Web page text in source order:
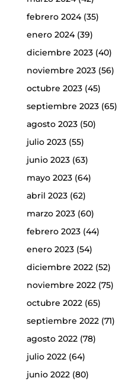
febrero 2024(35)
enero 2024(39)
diciembre 2023(40)
noviembre 2023(56)
octubre 2023(45)
septiembre 2023(65)
agosto 2023(50)
julio 2023(55)
junio 2023(63)
mayo 2023(64)
abril 2023(62)
marzo 2023(60)
febrero 2023(44)
enero 2023(54)
diciembre 2022(52)
noviembre 2022(75)
octubre 2022(65)
septiembre 2022(71)
agosto 2022(78)
julio 2022(64)
junio 2022(80)